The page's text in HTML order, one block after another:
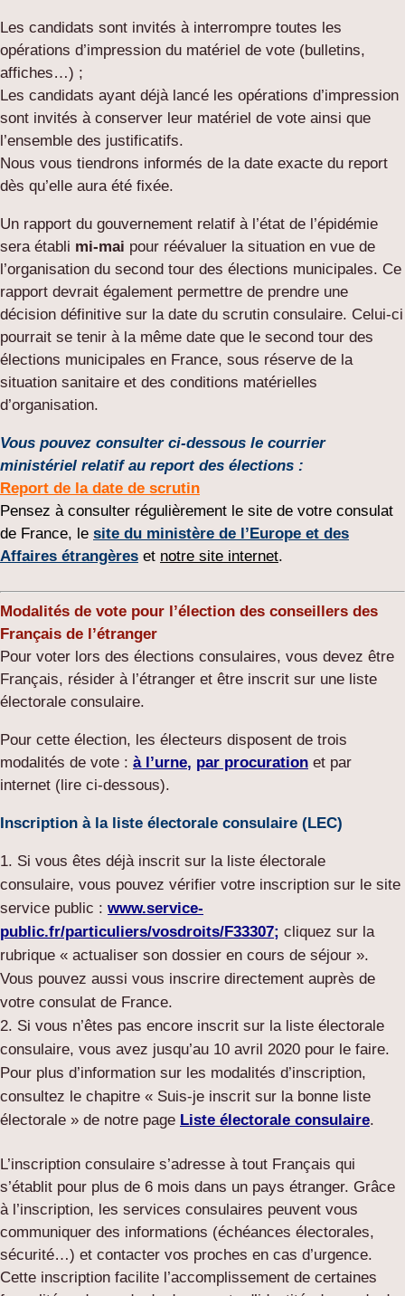
Les candidats sont invités à interrompre toutes les
opérations d’impression du matériel de vote (bulletins,
affiches…) ;
Les candidats ayant déjà lancé les opérations d’impression
sont invités à conserver leur matériel de vote ainsi que
l’ensemble des justificatifs.
Nous vous tiendrons informés de la date exacte du report
dès qu’elle aura été fixée.
Un rapport du gouvernement relatif à l’état de l’épidémie
sera établi mi-mai pour réévaluer la situation en vue de
l’organisation du second tour des élections municipales. Ce
rapport devrait également permettre de prendre une
décision définitive sur la date du scrutin consulaire. Celui-ci
pourrait se tenir à la même date que le second tour des
élections municipales en France, sous réserve de la
situation sanitaire et des conditions matérielles
d’organisation.
Vous pouvez consulter ci-dessous le courrier
ministériel relatif au report des élections :
Report de la date de scrutin
Pensez à consulter régulièrement le site de votre consulat
de France, le site du ministère de l’Europe et des
Affaires étrangères et notre site internet.
Modalités de vote pour l’élection des conseillers des
Français de l’étranger
Pour voter lors des élections consulaires, vous devez être
Français, résider à l’étranger et être inscrit sur une liste
électorale consulaire.
Pour cette élection, les électeurs disposent de trois
modalités de vote : à l’urne, par procuration et par
internet (lire ci-dessous).
Inscription à la liste électorale consulaire (LEC)
Si vous êtes déjà inscrit sur la liste électorale
consulaire, vous pouvez vérifier votre inscription sur le site
service public : www.service-
public.fr/particuliers/vosdroits/F33307; cliquez sur la
rubrique « actualiser son dossier en cours de séjour ».
Vous pouvez aussi vous inscrire directement auprès de
votre consulat de France.
Si vous n’êtes pas encore inscrit sur la liste électorale
consulaire, vous avez jusqu’au 10 avril 2020 pour le faire.
Pour plus d’information sur les modalités d’inscription,
consultez le chapitre « Suis-je inscrit sur la bonne liste
électorale » de notre page Liste électorale consulaire.
L’inscription consulaire s’adresse à tout Français qui
s’établit pour plus de 6 mois dans un pays étranger. Grâce
à l’inscription, les services consulaires peuvent vous
communiquer des informations (échéances électorales,
sécurité…) et contacter vos proches en cas d’urgence.
Cette inscription facilite l’accomplissement de certaines